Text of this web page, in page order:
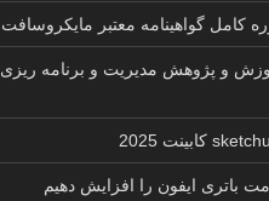
و پژوهش مدیریت و برنامه ریزی
باتری ایفون را افزایش دهیم